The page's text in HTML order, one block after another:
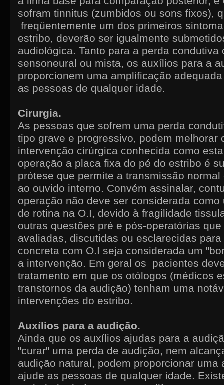
sofram tinnitus (zumbidos ou sons fixos),
freqüentemente um dos primeiros
estribo, deverão ser igualmente
audiológica. Tanto para a perda condutiva
sensoneural ou mista, os auxílios para a
proporcionem uma amplificação
as pessoas de qualquer idade.
Cirurgia.
As pessoas que sofrem uma perda
tipo grave e progressivo, podem melhorar
intervenção cirúrgica conhecida como
operação a placa fixa do pé do estribo é
prótese que permite a transmissão
ao ouvido interno. Convém assinalar,
operação não deve ser considerada
de rotina na O.I, devido à fragilidade
outras questões pré e pós-operatórias
avaliadas, discutidas ou esclarecidas
concreta com O.I seja considerada um
a intervenção. Em geral os pacientes
tratamento em que os otólogos (médicos
transtornos da audição) tenham uma
intervenções do estribo.
Auxílios para a audição.
Ainda que os auxílios ajudas para a
"curar" uma perda de audição, nem
audição natural, podem proporcionar uma
ajude as pessoas de qualquer idade.